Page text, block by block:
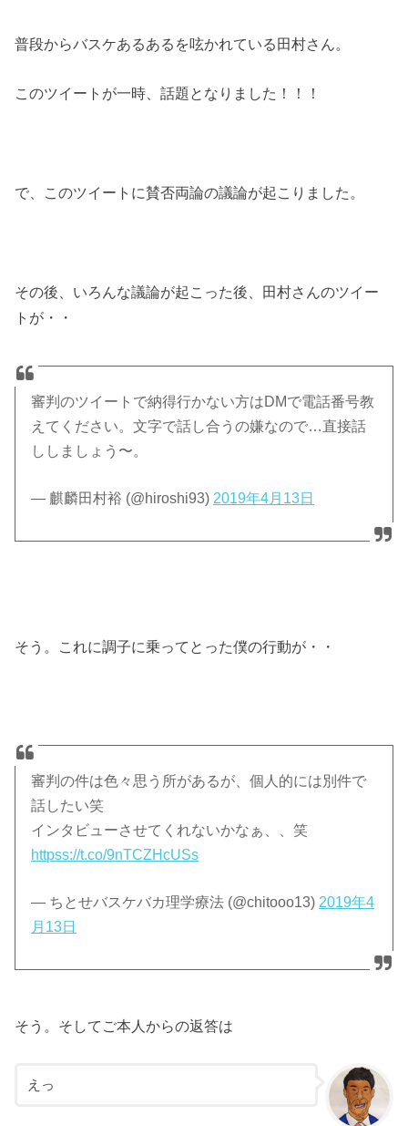
普段からバスケあるあるを呟かれている田村さん。
このツイートが一時、話題となりました！！！
で、このツイートに賛否両論の議論が起こりました。
その後、いろんな議論が起こった後、田村さんのツイー
トが・・
審判のツイートで納得行かない方はDMで電話番号教
えてください。文字で話し合うの嫌なので…直接話
ししましょう〜。
— 麒麟田村裕 (@hiroshi93) 2019年4月13日
そう。これに調子に乗ってとった僕の行動が・・
審判の件は色々思う所があるが、個人的には別件で
話したい笑
インタビューさせてくれないかなぁ、、笑
httpss://t.co/9nTCZHcUSs
— ちとせバスケバカ理学療法 (@chitooo13) 2019年4
月13日
そう。そしてご本人からの返答は
えっ